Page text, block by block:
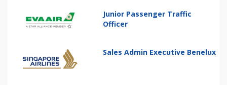
Junior Passenger Traffic
Officer
Sales Admin Executive Benelux